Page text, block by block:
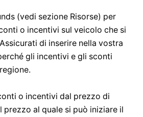
(vedi sezione Risorse) per
o incentivi sul veicolo che si
di inserire nella vostra
gli incentivi e gli sconti
o incentivi dal prezzo di
al quale si può iniziare il